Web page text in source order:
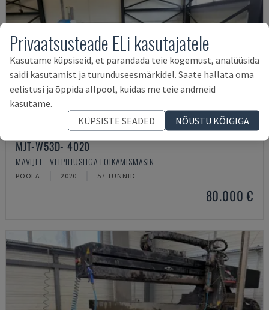
MJT-W53D- 4020
MAVIJET - VEEPIHUSTIGA LÕIKAMISMASIN
POOLA 2020 57 TUNNID
80.000 €
Privaatsusteade ELi kasutajatele
Kasutame küpsiseid, et parandada teie kogemust, analüüsida
saidi kasutamist ja turunduseesmärkidel. Saate hallata oma
eelistusi ja õppida allpool, kuidas me teie andmeid
kasutame.
KÜPSISTE SEADED
NÕUSTU KÕIGIGA